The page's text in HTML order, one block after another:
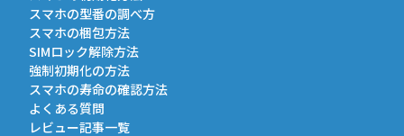
スマホの型番の調べ方
スマホの梱包方法
SIMロック解除方法
強制初期化の方法
スマホの寿命の確認方法
よくある質問
レビュー記事一覧